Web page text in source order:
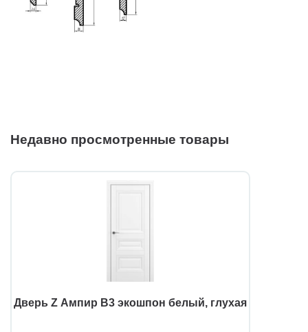
Недавно просмотренные товары
Дверь Z Ампир В3 экошпон белый, глухая